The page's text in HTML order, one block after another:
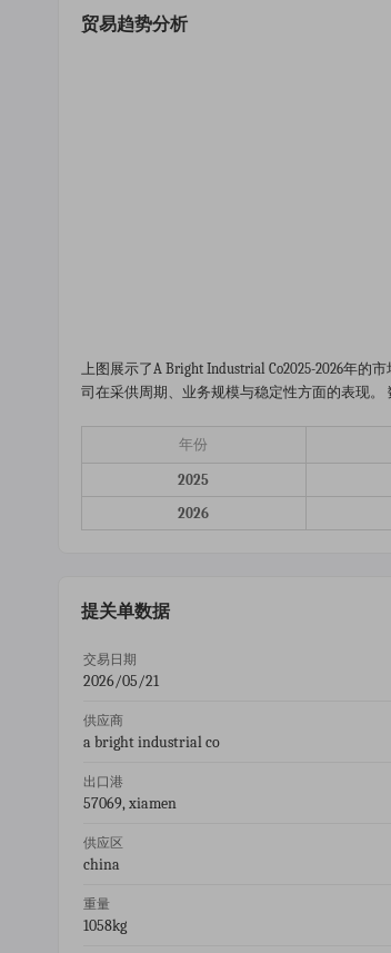
贸易趋势分析
上图展示了a Bright Industrial Co2025-2026年的
司在采供周期、业务规模与稳定性方面的表现。
年份
2025
2026
提关单数据
交易日期
2026/05/21
供应商
a bright industrial co
出口港
57069, xiamen
供应区
china
重量
1058kg